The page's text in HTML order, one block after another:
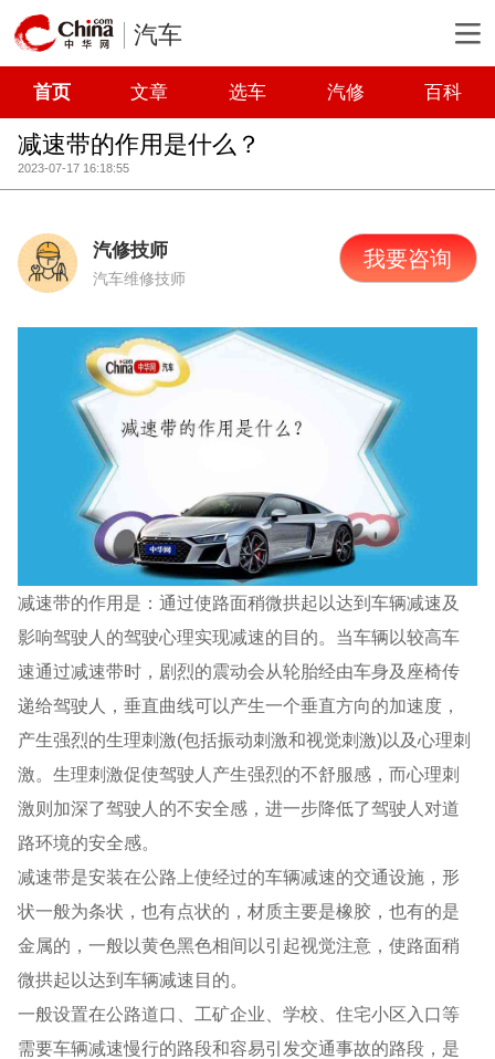
汽车
首页 文章 选车 汽修 百科
减速带的作用是什么？
2023-07-17 16:18:55
汽修技师
汽车维修技师
我要咨询
减速带的作用是：通过使路面稍微拱起以达到车辆减速及
影响驾驶人的驾驶心理实现减速的目的。当车辆以较高车
速通过减速带时，剧烈的震动会从轮胎经由车身及座椅传
递给驾驶人，垂直曲线可以产生一个垂直方向的加速度，
产生强烈的生理刺激(包括振动刺激和视觉刺激)以及心理刺
激。生理刺激促使驾驶人产生强烈的不舒服感，而心理刺
激则加深了驾驶人的不安全感，进一步降低了驾驶人对道
路环境的安全感。
减速带是安装在公路上使经过的车辆减速的交通设施，形
状一般为条状，也有点状的，材质主要是橡胶，也有的是
金属的，一般以黄色黑色相间以引起视觉注意，使路面稍
微拱起以达到车辆减速目的。
一般设置在公路道口、工矿企业、学校、住宅小区入口等
需要车辆减速慢行的路段和容易引发交通事故的路段，是